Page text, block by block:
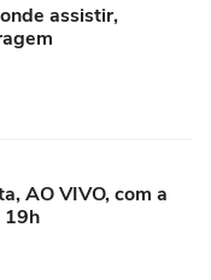
assistir,
AO VIVO, com a
19h